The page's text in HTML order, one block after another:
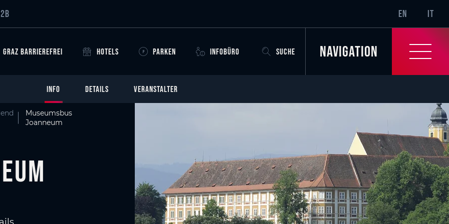
SR-
EN IT
GRAZ BARRIEREFREI HOTELS PARKEN INFOBÜRO SUCHE Navigation
INFO DETAILS VERANSTALTER
Museumsbus
Joanneum